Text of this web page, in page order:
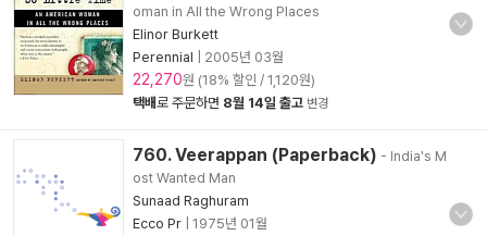
oman in All the Wrong Places
Elinor Burkett
Perennial
2005년 03월
22,270원 (18% 할인 / 1,120원)
택배로 주문하면 8월 14일 출고 변경
760. Veerappan (Paperback) - India's M
ost Wanted Man
Sunaad Raghuram
Ecco Pr
1975년 01월